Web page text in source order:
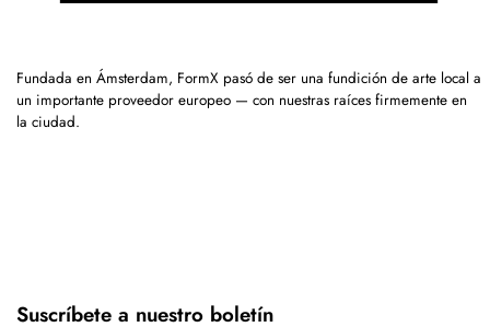
Fundada en Ámsterdam, FormX pasó de ser una fundición de arte local a
un importante proveedor europeo — con nuestras raíces firmemente en
la ciudad.
Suscríbete a nuestro boletín